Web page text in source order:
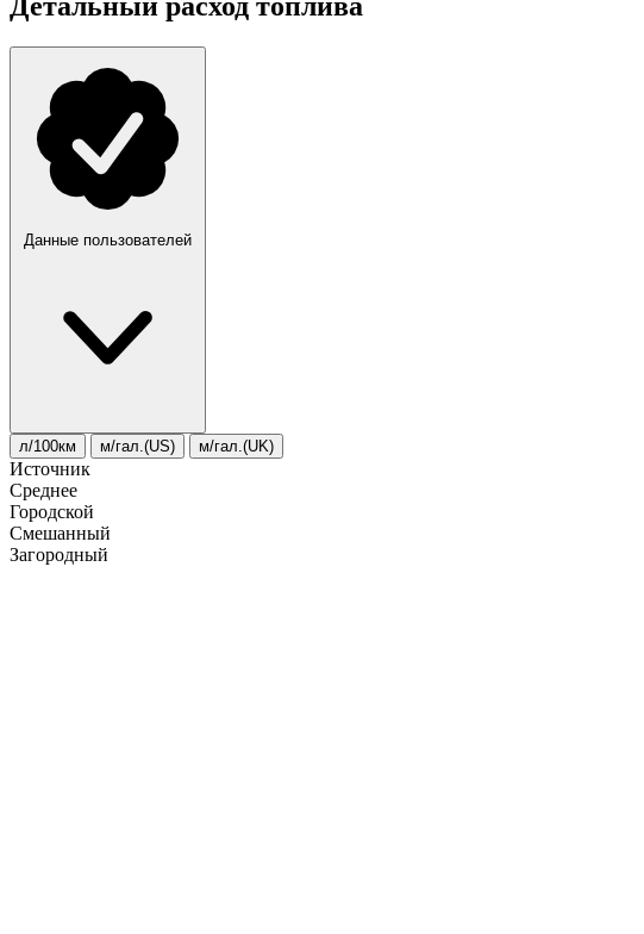
Данные пользователей
л/100км м/гал.(US) м/гал.(UK)
Источник
Среднее
Городской
Смешанный
Загородный